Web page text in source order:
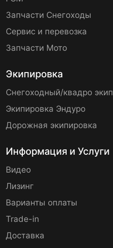
Запчасти Снегоходы
Сервис и перевозка
Запчасти Мото
Экипировка
Снегоходный/квадро экип
Экипировка Эндуро
Дорожная экипировка
Информация и Услуги
Видео
Лизинг
Варианты оплаты
Trade-in
Доставка